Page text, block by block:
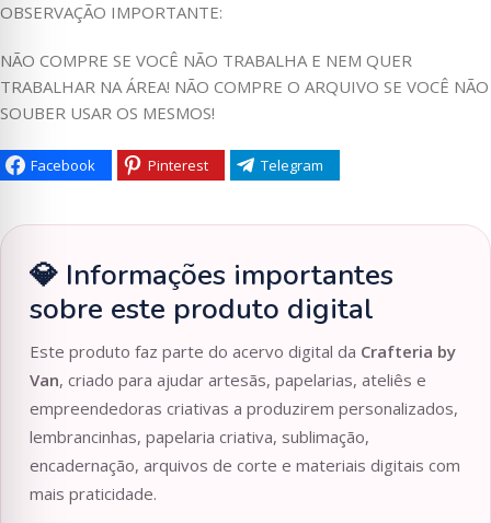
OBSERVAÇÃO IMPORTANTE:
NÃO COMPRE SE VOCÊ NÃO TRABALHA E NEM QUER
TRABALHAR NA ÁREA! NÃO COMPRE O ARQUIVO SE VOCÊ NÃO
SOUBER USAR OS MESMOS!
Facebook Pinterest Telegram
💎 Informações importantes
sobre este produto digital
Este produto faz parte do acervo digital da Crafteria by
Van, criado para ajudar artesãs, papelarias, ateliês e
empreendedoras criativas a produzirem personalizados,
lembrancinhas, papelaria criativa, sublimação,
encadernação, arquivos de corte e materiais digitais com
mais praticidade.